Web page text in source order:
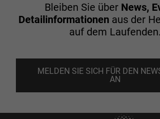
Bleiben Sie über News,
Detailinformationen aus der
auf dem Laufenden.
MELDEN SIE SICH FÜR DEN
AN